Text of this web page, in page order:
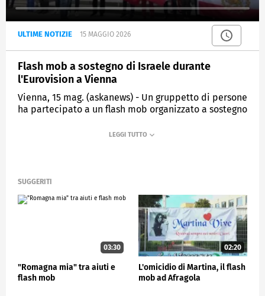
ULTIME NOTIZIE 15 MAGGIO 2026
Flash mob a sostegno di Israele durante
l'Eurovision a Vienna
Vienna, 15 mag. (askanews) - Un gruppetto di persone
ha partecipato a un flash mob organizzato a sostegno
cui il concorrente israeliano Noam Bettan era in gara.
canoro di quest'anno a causa della partecipazione
storia dello show, che risale al 1956. "Penso che sia
ingiusto cercare di escludere Israele", afferma
Malina, che partecipa al flash mob, aggiungendo:
"Penso che sia molto sbagliato da parte di questi
altri paesi cercare di boicottare Israele".
SPETTACOLO
SUGGERITI
03:30
"Romagna mia" tra aiuti e
flash mob
02:20
L'omicidio di Martina, il flash
mob ad Afragola